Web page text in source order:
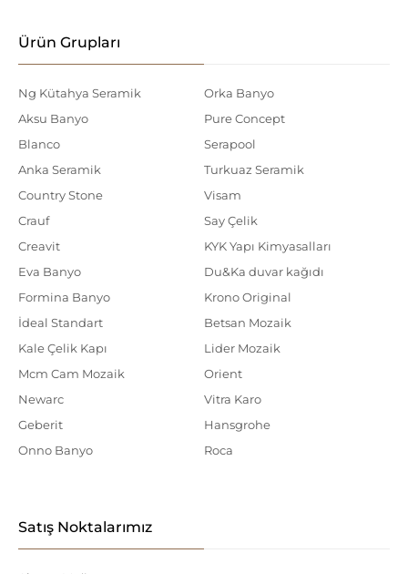
Ürün Grupları
Ng Kütahya Seramik
Aksu Banyo
Blanco
Anka Seramik
Country Stone
Crauf
Creavit
Eva Banyo
Formina Banyo
İdeal Standart
Kale Çelik Kapı
Mcm Cam Mozaik
Newarc
Geberit
Onno Banyo
Orka Banyo
Pure Concept
Serapool
Turkuaz Seramik
Visam
Say Çelik
KYK Yapı Kimyasalları
Du&Ka duvar kağıdı
Krono Original
Betsan Mozaik
Lider Mozaik
Orient
Vitra Karo
Hansgrohe
Roca
Satış Noktalarımız